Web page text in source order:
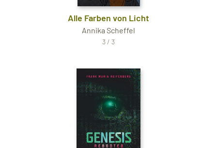
Alle Farben von Licht
Annika Scheffel
3 / 3